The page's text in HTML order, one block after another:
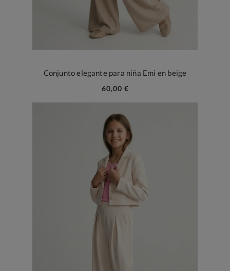
Conjunto elegante para niña Emi en beige
60,00 €